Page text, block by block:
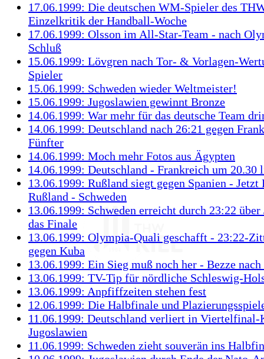
17.06.1999: Die deutschen WM-Spieler des
Einzelkritik der Handball-Woche
17.06.1999: Olsson im All-Star-Team - nach
Schluß
15.06.1999: Lövgren nach Tor- & Vorlagen-
Spieler
15.06.1999: Schweden wieder Weltmeister!
15.06.1999: Jugoslawien gewinnt Bronze
14.06.1999: War mehr für das deutsche Team
14.06.1999: Deutschland nach 26:21 gegen
Fünfter
14.06.1999: Moch mehr Fotos aus Ägypten
14.06.1999: Deutschland - Frankreich um 20.30
13.06.1999: Rußland siegt gegen Spanien - Jetzt
Rußland - Schweden
13.06.1999: Schweden erreicht durch 23:22
das Finale
13.06.1999: Olympia-Quali geschafft - 23:22-
gegen Kuba
13.06.1999: Ein Sieg muß noch her - Bezze nach
13.06.1999: TV-Tip für nördliche Schleswig-
13.06.1999: Anpfiffzeiten stehen fest
12.06.1999: Die Halbfinale und
11.06.1999: Deutschland verliert in Viertelfinal-
Jugoslawien
11.06.1999: Schweden zieht souverän ins